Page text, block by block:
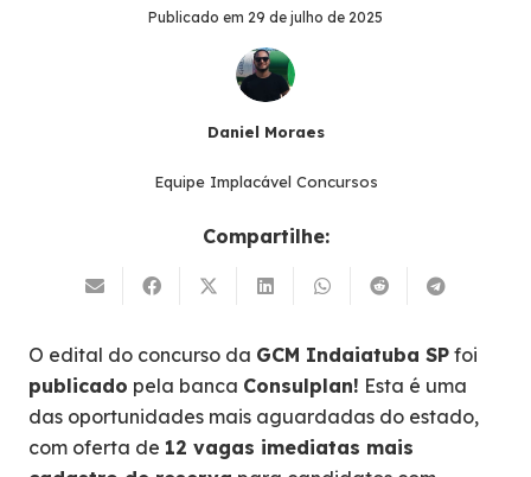
Publicado em 29 de julho de 2025
Daniel Moraes
Equipe Implacável Concursos
Compartilhe:
O edital do concurso da GCM Indaiatuba SP foi
publicado pela banca Consulplan! Esta é uma
das oportunidades mais aguardadas do estado,
com oferta de 12 vagas imediatas mais